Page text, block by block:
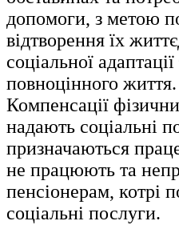
допомоги, з метою
відтворення їх
соціальної
повноцінного життя.
Компенсації
надають соціальні
призначаються
не працюють та
пенсіонерам, котрі
соціальні послуги.